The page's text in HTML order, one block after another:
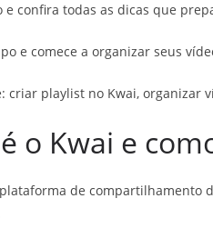
confira todas as dicas que
e comece a organizar seus
criar playlist no Kwai, organizar
o Kwai e
de compartilhamento